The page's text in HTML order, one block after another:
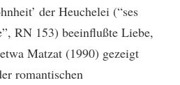
der Heuchelei (“ses
RN 153) beeinflußte Liebe,
Matzat (1990) gezeigt
romantischen